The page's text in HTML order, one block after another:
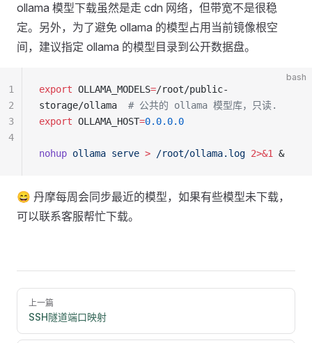
ollama 模型下载虽然是走 cdn 网络，但带宽不是很稳
定。另外，为了避免 ollama 的模型占用当前镜像根空
间，建议指定 ollama 的模型目录到公开数据盘。
bash
export OLLAMA_MODELS=/root/public-
storage/ollama # 公共的 ollama 模型库，只读.
export OLLAMA_HOST=0.0.0.0
nohup ollama serve > /root/ollama.log 2>&1 &
1
2
3
4
😄 丹摩每周会同步最近的模型，如果有些模型未下载，
可以联系客服帮忙下载。
Pager
上一篇
SSH隧道端口映射